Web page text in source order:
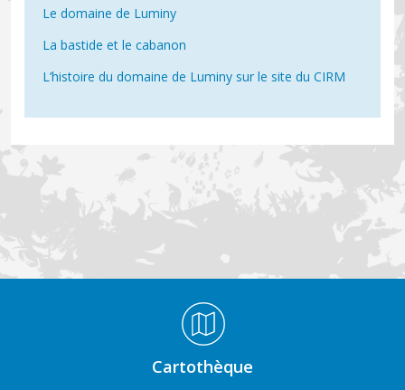
Le domaine de Luminy
La bastide et le cabanon
L’histoire du domaine de Luminy sur le site du CIRM
Cartothèque